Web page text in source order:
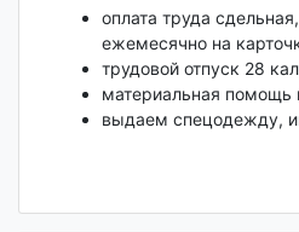
оплата труда
ежемесячно на
трудовой отпуск 28
материальная
выдаем спецодежду,